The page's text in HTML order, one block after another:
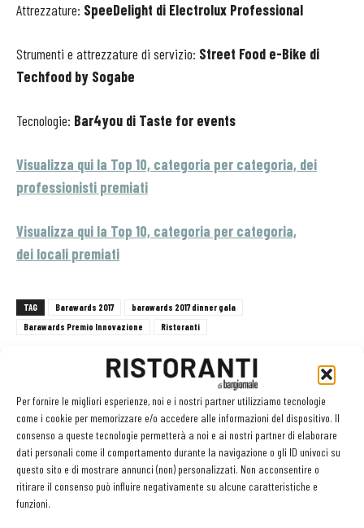
Per fornire le migliori esperienze, noi e i nostri partner utilizziamo tecnologie
come i cookie per memorizzare e/o accedere alle informazioni del dispositivo. Il
consenso a queste tecnologie permetterà a noi e ai nostri partner di elaborare
dati personali come il comportamento durante la navigazione o gli ID univoci su
questo sito e di mostrare annunci (non) personalizzati. Non acconsentire o
ritirare il consenso può influire negativamente su alcune caratteristiche e
funzioni.
Attrezzature: SpeeDelight di Electrolux Professional
Strumenti e attrezzature di servizio: Street Food e-Bike di
Techfood by Sogabe
Tecnologie: Bar4you di Taste for events
Visualizza qui la Top 10, categoria per categoria, dei
professionisti premiati
Visualizza qui la Top 10, categoria per categoria,
dei locali premiati
TAG Barawards 2017
barawards 2017 dinner gala
Barawards Premio Innovazione
Ristoranti
Facebook Twitter
LEGGI ANCHE